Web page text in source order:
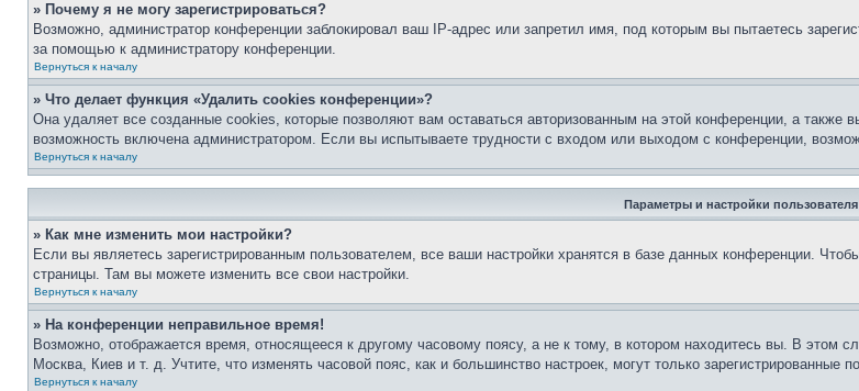
» Почему я не могу зарегистрироваться?
Возможно, администратор конференции заблокировал ваш IP-адрес или запретил имя, под которым вы пытаетесь
за помощью к администратору конференции.
Вернуться к началу
» Что делает функция «Удалить cookies конференции»?
Она удаляет все созданные cookies, которые позволяют вам оставаться авторизованным на этой конференции, а
возможность включена администратором. Если вы испытываете трудности с входом или выходом с конференции,
Вернуться к началу
Параметры и настройки пользователя
» Как мне изменить мои настройки?
Если вы являетесь зарегистрированным пользователем, все ваши настройки хранятся в базе данных конференции.
страницы. Там вы можете изменить все свои настройки.
Вернуться к началу
» На конференции неправильное время!
Возможно, отображается время, относящееся к другому часовому поясу, а не к тому, в котором находитесь вы. В этом
Москва, Киев и т. д. Учтите, что изменять часовой пояс, как и большинство настроек, могут только
Вернуться к началу